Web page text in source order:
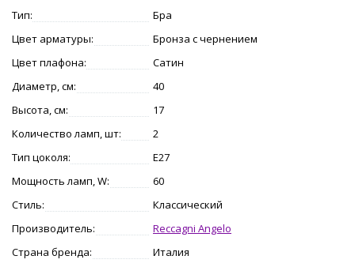
Тип:
Бра
Цвет арматуры:
Бронза с чернением
Цвет плафона:
Сатин
Диаметр, см:
40
Высота, см:
17
Количество ламп, шт:
2
Тип цоколя:
E27
Мощность ламп, W:
60
Стиль:
Классический
Производитель:
Reccagni Angelo
Страна бренда:
Италия